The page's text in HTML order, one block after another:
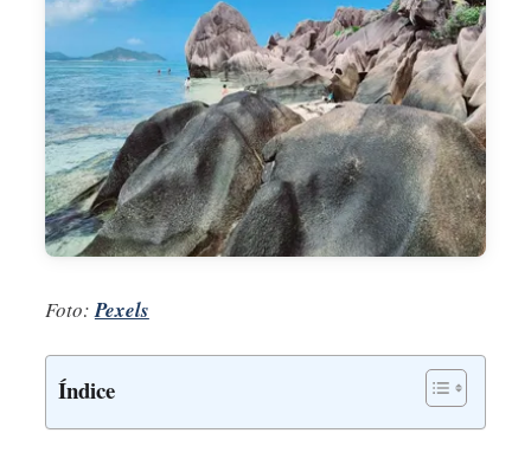
Foto:Pexels
Estadísticas
Para que
podamos
mejorar la
funcionalidad
y estructura
de la web, en
base a cómo
se usa la
web.
mejor posible
rechaza estas